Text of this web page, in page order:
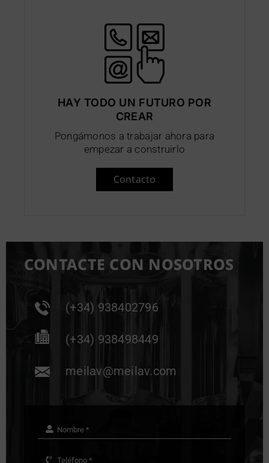
HAY TODO UN FUTURO POR
CREAR
Pongámonos a trabajar ahora para
empezar a construirlo
Contacto
CONTACTE CON NOSOTROS
(+34) 938402796
(+34) 938498449
meilav@meilav.com